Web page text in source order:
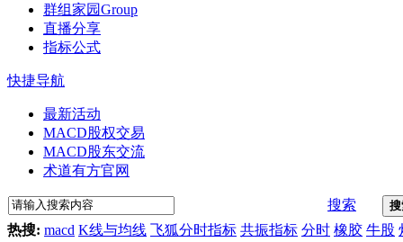
群组家园Group
直播分享
指标公式
快捷导航
最新活动
MACD股权交易
MACD股东交流
术道有方官网
搜索
热搜: macd K线与均线 飞狐分时指标 共振指标 分时 橡胶 牛股